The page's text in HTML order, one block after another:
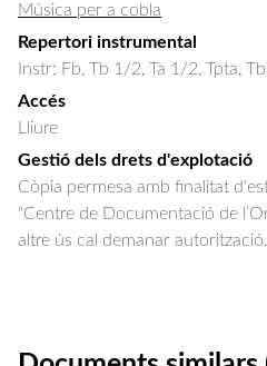
Música per a cobla
Repertori instrumental
Instr: Fb, Tb 1/2, Ta 1/2, Tpta,
Accés
Lliure
Gestió dels drets d'explotació
Còpia permesa amb finalitat
"Centre de Documentació de
altre ús cal demanar autorització.